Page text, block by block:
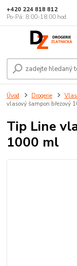
+420 224 818 812
Po-Pá: 8:00-18:00 hod.
Úvod Drogerie
vlasový šampon březový
Tip Line
1000 ml